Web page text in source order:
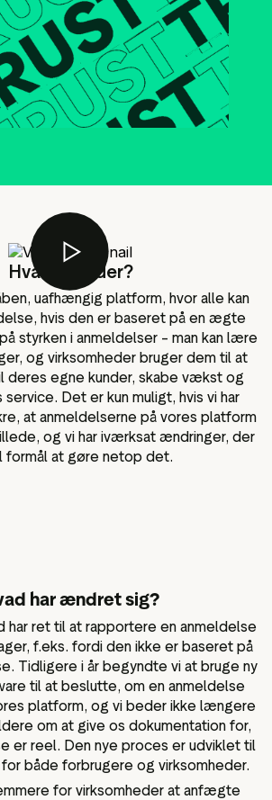
Data og analyser
Tagging af anmeldelser
Besøgsdata
Hvad sker der?
uafhængig platform, hvor alle kan
hvis den er baseret på en ægte
styrken i anmeldelser – man kan lære
og virksomheder bruger dem til at
deres egne kunder, skabe vækst og
Det er kun muligt, hvis vi har
at anmeldelserne på vores platform
og vi har iværksat ændringer, der
formål at gøre netop det.
har ændret sig?
har ret til at rapportere en anmeldelse
f.eks. fordi den ikke er baseret på
Tidligere i år begyndte vi at bruge ny
til at beslutte, om en anmeldelse
platform, og vi beder ikke længere
om at give os dokumentation for,
er reel. Den nye proces er udviklet til
både forbrugere og virksomheder.
for virksomheder at anfægte